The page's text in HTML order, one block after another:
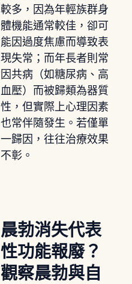
較多，因為年輕族群身
體機能通常較佳，卻可
能因過度焦慮而導致表
現失常；而年長者則常
因共病（如糖尿病、高
血壓）而被歸類為器質
性，但實際上心理因素
也常伴隨發生。若僅單
一歸因，往往治療效果
不彰。
晨勃消失代表
性功能報廢？
觀察晨勃與自